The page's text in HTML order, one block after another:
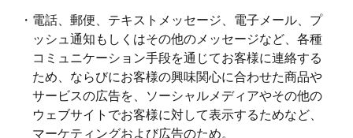
・電話、郵便、テキストメッセージ、電子メール、プ
ッシュ通知もしくはその他のメッセージなど、各種
コミュニケーション手段を通じてお客様に連絡する
ため、ならびにお客様の興味関心に合わせた商品や
サービスの広告を、ソーシャルメディアやその他の
ウェブサイトでお客様に対して表示するためなど、
マーケティングおよび広告のため。